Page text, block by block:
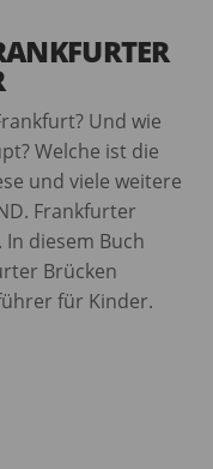
Und wie
Welche ist die
und viele weitere
Frankfurter
diesem Buch
Brücken
für Kinder.